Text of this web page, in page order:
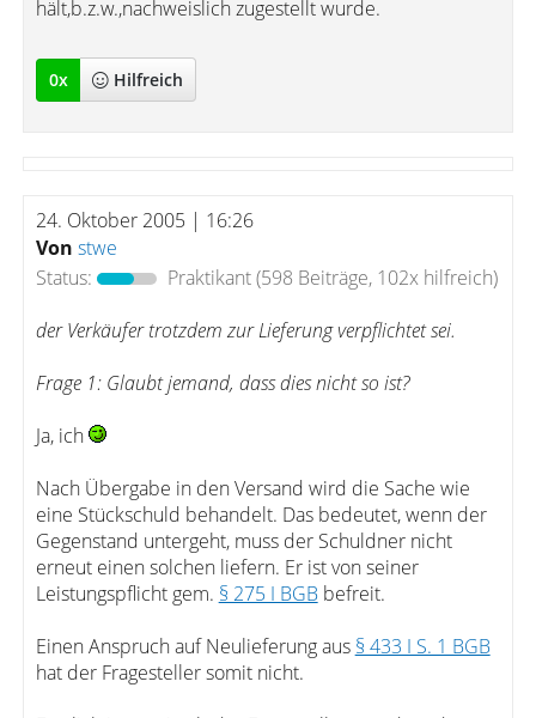
hält,b.z.w.,nachweislich zugestellt wurde.
0x Hilfreich
24. Oktober 2005 | 16:26
Von stwe
Status:
Praktikant(598 Beiträge, 102x hilfreich)
der Verkäufer trotzdem zur Lieferung verpflichtet sei.
Frage 1: Glaubt jemand, dass dies nicht so ist?
Ja, ich
Nach Übergabe in den Versand wird die Sache wie
eine Stückschuld behandelt. Das bedeutet, wenn der
Gegenstand untergeht, muss der Schuldner nicht
erneut einen solchen liefern. Er ist von seiner
Leistungspflicht gem. § 275 I BGBbefreit.
Einen Anspruch auf Neulieferung aus § 433 I S. 1 BGB
hat der Fragesteller somit nicht.